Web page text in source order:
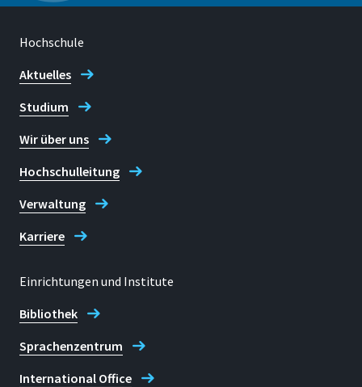
Nach Vereinbarung
E-mail
sarah.friedrichs@h-brs.de
Hochschule
Aktuelles
Studium
Wir über uns
Hochschulleitung
Verwaltung
Karriere
Einrichtungen und Institute
Bibliothek
Sprachenzentrum
International Office